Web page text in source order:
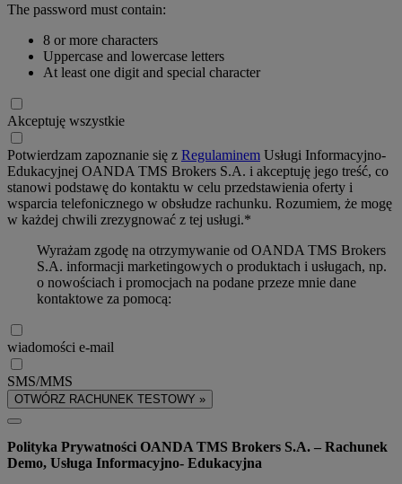
The password must contain:
8 or more characters
Uppercase and lowercase letters
At least one digit and special character
Akceptuję wszystkie
Potwierdzam zapoznanie się z Regulaminem Usługi Informacyjno-
Edukacyjnej OANDA TMS Brokers S.A. i akceptuję jego treść, co
stanowi podstawę do kontaktu w celu przedstawienia oferty i
wsparcia telefonicznego w obsłudze rachunku. Rozumiem, że mogę
w każdej chwili zrezygnować z tej usługi.*
Wyrażam zgodę na otrzymywanie od OANDA TMS Brokers
S.A. informacji marketingowych o produktach i usługach, np.
o nowościach i promocjach na podane przeze mnie dane
kontaktowe za pomocą:
wiadomości e-mail
SMS/MMS
OTWÓRZ RACHUNEK TESTOWY »
Polityka Prywatności OANDA TMS Brokers S.A. – Rachunek
Demo, Usługa Informacyjno- Edukacyjna